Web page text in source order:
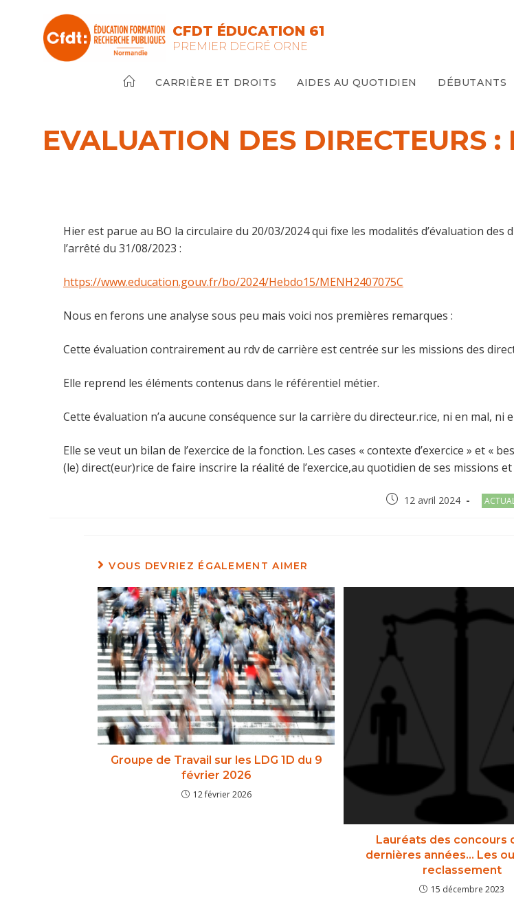
CFDT ÉDUCATION 61
PREMIER DEGRÉ ORNE
CARRIÈRE ET DROITS AIDES AU QUOTIDIEN DÉBUTANTS
EVALUATION DES DIRECTEURS :
Hier est parue au BO la circulaire du 20/03/2024 qui fixe les modalités d’évaluation des
l’arrêté du 31/08/2023 :
https://www.education.gouv.fr/bo/2024/Hebdo15/MENH2407075C
Nous en ferons une analyse sous peu mais voici nos premières remarques :
Cette évaluation contrairement au rdv de carrière est centrée sur les missions des
Elle reprend les éléments contenus dans le référentiel métier.
Cette évaluation n’a aucune conséquence sur la carrière du directeur.rice, ni en mal, ni
Elle se veut un bilan de l’exercice de la fonction. Les cases « contexte d’exercice » et «
(le) direct(eur)rice de faire inscrire la réalité de l’exercice,au quotidien de ses missions
Post12 avril 2024
Post
VOUS DEVRIEZ ÉGALEMENT AIMER
Groupe de Travail sur les LDG 1D du 9
février 2026
12 février 2026
Lauréats des concours
dernières années… Les
reclassement
15 décembre 2023